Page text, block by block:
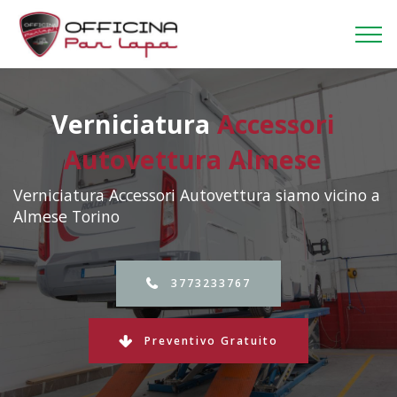
VerniciaturaAccessori
Autovettura Almese
Verniciatura Accessori Autovettura siamo vicino a
Almese Torino
3773233767
Preventivo Gratuito